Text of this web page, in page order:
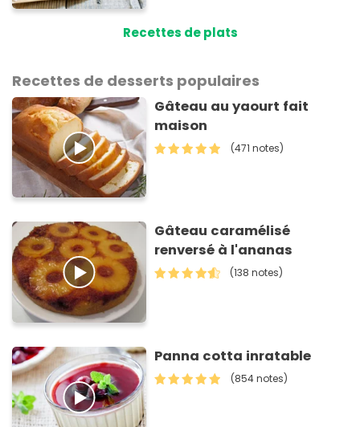
Recettes de plats
Recettes de desserts populaires
Gâteau au yaourt fait
maison
(471 notes)
Gâteau caramélisé
renversé à l'ananas
(138 notes)
Panna cotta inratable
(854 notes)